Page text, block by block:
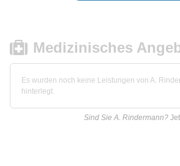
Medizinisches
Es wurden noch keine Leistungen von A.
hinterlegt.
Sind Sie A. Rindermann?